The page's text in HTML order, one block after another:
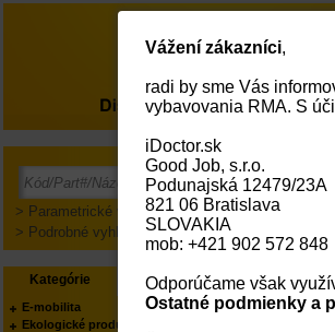
Audio, video
DVI
HDMI
Optické
Sériové,
Telefónne
USB káble,
> Parametrické vyhľadávanie
> Podrobné vyhľadávanie
Kategórie Výrobcovia
E-mobilita
Ekologické produkty
Vážení zákazníci,
radi by sme Vás
vybavovania RMA. S
iDoctor.sk
Good Job, s.r.o.
Podunajská 12479/23A
821 06 Bratislava
SLOVAKIA
mob: +421 902 572 848
Odporúčame však
Ostatné podmienky a